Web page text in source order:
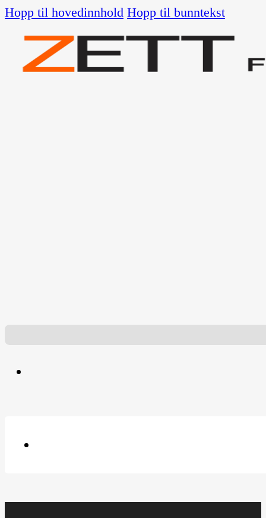
Hopp til hovedinnhold Hopp til bunntekst